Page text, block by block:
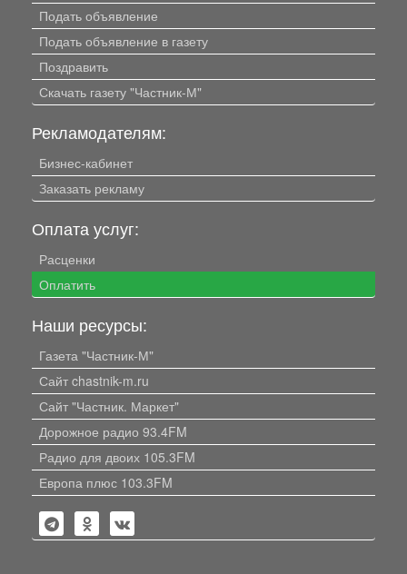
Подать объявление
Подать объявление в газету
Поздравить
Скачать газету "Частник-М"
Рекламодателям:
Бизнес-кабинет
Заказать рекламу
Оплата услуг:
Расценки
Оплатить
Наши ресурсы:
Газета "Частник-М"
Сайт chastnik-m.ru
Сайт "Частник. Маркет"
Дорожное радио 93.4FM
Радио для двоих 105.3FM
Европа плюс 103.3FM